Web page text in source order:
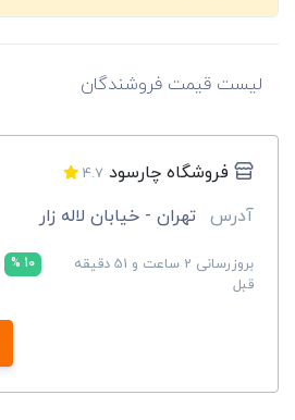
لیست قیمت فروشندگان
فروشگاه چارسود 4.7
آدرس تهران - خیابان لاله زار
بروزرسانی 2 ساعت و 51 دقیقه
قبل
10 %